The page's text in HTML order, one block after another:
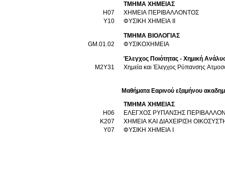
ΤΜΗΜΑ ΧΗΜΕΙΑΣ
Η07
ΧΗΜΕΙΑ ΠΕΡΙΒΑΛΛΟΝΤΟΣ
Υ10
ΦΥΣΙΚΗ ΧΗΜΕΙΑ ΙΙ
ΤΜΗΜΑ ΒΙΟΛΟΓΙΑΣ
GM.01.02
ΦΥΣΙΚΟΧΗΜΕΙΑ
Έλεγχος Ποιότητας - Χημική
Μ2Υ31
Χημεία και
Μαθήματα Εαρινού εξαμήνου
ΤΜΗΜΑ ΧΗΜΕΙΑΣ
Η06
ΕΛΕΓΧΟΣ ΡΥΠΑΝΣΗΣ
Κ207
ΧΗΜΕΙΑ ΚΑΙ ΔΙΑΧΕΙΡΙΣΗ
Υ07
ΦΥΣΙΚΗ ΧΗΜΕΙΑ Ι